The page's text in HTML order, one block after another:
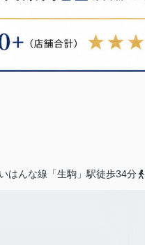
はんな線「生駒」駅徒歩34分